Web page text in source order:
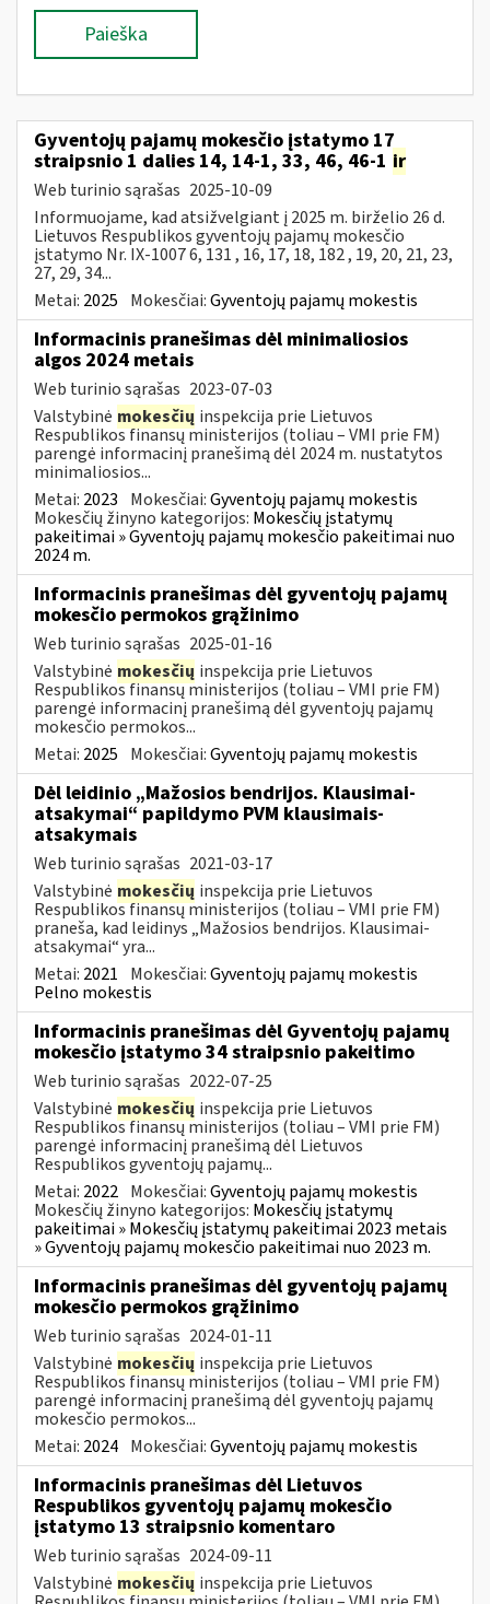
Paieška
Gyventojų pajamų mokesčio įstatymo 17
straipsnio 1 dalies 14, 14-1, 33, 46, 46-1 ir
Web turinio sąrašas 2025-10-09
Informuojame, kad atsižvelgiant į 2025 m. birželio 26 d.
Lietuvos Respublikos gyventojų pajamų mokesčio
įstatymo Nr. IX-1007 6, 131 , 16, 17, 18, 182 , 19, 20, 21, 23,
27, 29, 34...
Metai: 2025 Mokesčiai:Gyventojų pajamų mokestis
Informacinis pranešimas dėl minimaliosios
algos 2024 metais
Web turinio sąrašas 2023-07-03
Valstybinė mokesčių inspekcija prie Lietuvos
Respublikos finansų ministerijos (toliau – VMI prie FM)
parengė informacinį pranešimą dėl 2024 m. nustatytos
minimaliosios...
Metai: 2023 Mokesčiai:Gyventojų pajamų mokestis
Mokesčių žinyno kategorijos: Mokesčių įstatymų
pakeitimai » Gyventojų pajamų mokesčio pakeitimai nuo
2024 m.
Informacinis pranešimas dėl gyventojų pajamų
mokesčio permokos grąžinimo
Web turinio sąrašas 2025-01-16
Valstybinė mokesčių inspekcija prie Lietuvos
Respublikos finansų ministerijos (toliau – VMI prie FM)
parengė informacinį pranešimą dėl gyventojų pajamų
mokesčio permokos...
Metai: 2025 Mokesčiai:Gyventojų pajamų mokestis
Dėl leidinio „Mažosios bendrijos. Klausimai-
atsakymai“ papildymo PVM klausimais-
atsakymais
Web turinio sąrašas 2021-03-17
Valstybinė mokesčių inspekcija prie Lietuvos
Respublikos finansų ministerijos (toliau – VMI prie FM)
praneša, kad leidinys „Mažosios bendrijos. Klausimai-
atsakymai“ yra...
Metai: 2021 Mokesčiai:Gyventojų pajamų mokestis
Pelno mokestis
Informacinis pranešimas dėl Gyventojų pajamų
mokesčio įstatymo 34 straipsnio pakeitimo
Web turinio sąrašas 2022-07-25
Valstybinė mokesčių inspekcija prie Lietuvos
Respublikos finansų ministerijos (toliau – VMI prie FM)
parengė informacinį pranešimą dėl Lietuvos
Respublikos gyventojų pajamų...
Metai: 2022 Mokesčiai:Gyventojų pajamų mokestis
Mokesčių žinyno kategorijos: Mokesčių įstatymų
pakeitimai » Mokesčių įstatymų pakeitimai 2023 metais
» Gyventojų pajamų mokesčio pakeitimai nuo 2023 m.
Informacinis pranešimas dėl gyventojų pajamų
mokesčio permokos grąžinimo
Web turinio sąrašas 2024-01-11
Valstybinė mokesčių inspekcija prie Lietuvos
Respublikos finansų ministerijos (toliau – VMI prie FM)
parengė informacinį pranešimą dėl gyventojų pajamų
mokesčio permokos...
Metai: 2024 Mokesčiai:Gyventojų pajamų mokestis
Informacinis pranešimas dėl Lietuvos
Respublikos gyventojų pajamų mokesčio
įstatymo 13 straipsnio komentaro
Web turinio sąrašas 2024-09-11
Valstybinė mokesčių inspekcija prie Lietuvos